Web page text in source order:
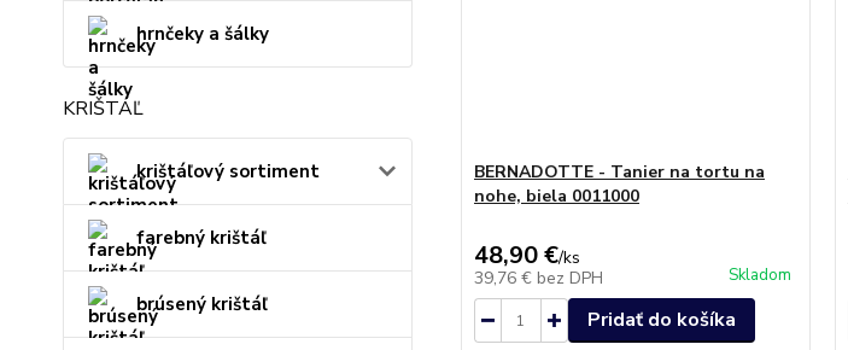
hrnčeky a šálky
KRIŠTÁĽ
krištáľový sortiment
farebný krištáľ
brúsený krištáľ
BERNADOTTE - Tanier na tortu na
nohe, biela 0011000
48,90 €/ks
39,76 € bez DPH Skladom
Pridať do košíka